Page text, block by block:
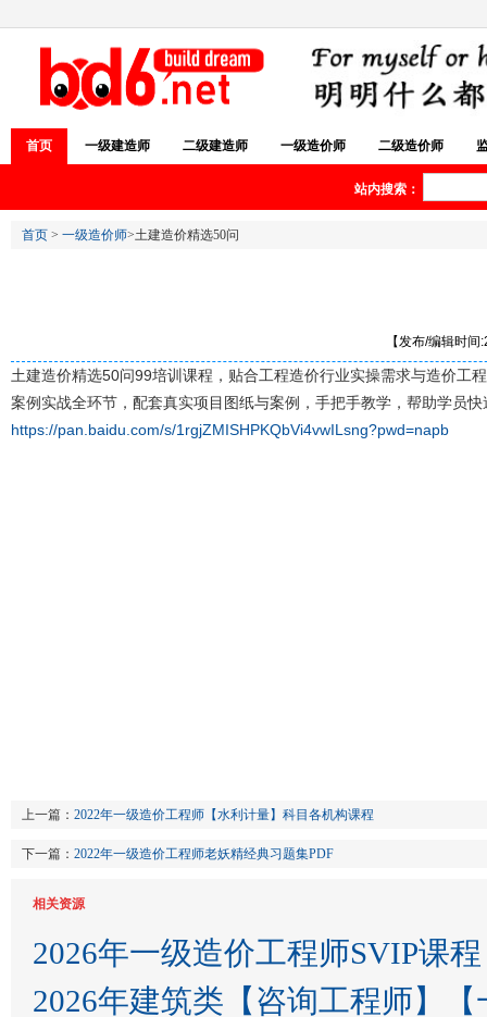
首页 一级建造师 二级建造师 一级造价师 二级造价师
站内搜索：
首页 > 一级造价师>土建造价精选50问
【发布/编辑时
土建造价精选50问99培训课程，贴合工程造价行业实操需求与造价工
案例实战全环节，配套真实项目图纸与案例，手把手教学，帮助学员
https://pan.baidu.com/s/1rgjZMISHPKQbVi4vwILsng?pwd=napb
上一篇： 2022年一级造价工程师【水利计量】科目各机构课程
下一篇： 2022年一级造价工程师老妖精经典习题集PDF
相关资源
2026年一级造价工程师SVIP课程
2026年建筑类【咨询工程师】